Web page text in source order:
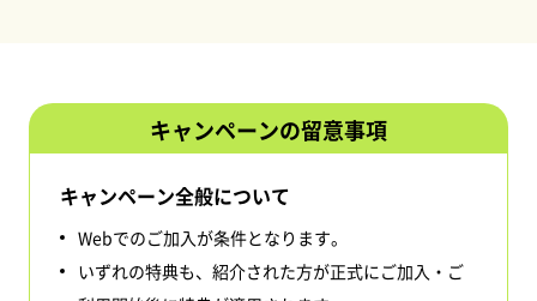
キャンペーンの留意事項
キャンペーン全般について
Webでのご加入が条件となります。
いずれの特典も、紹介された方が正式にご加入・ご